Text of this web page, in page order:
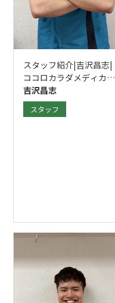
スタッフ紹介|吉沢昌志|
ココロカラダメディカル
整体院 立川南口院
吉沢昌志
スタッフ